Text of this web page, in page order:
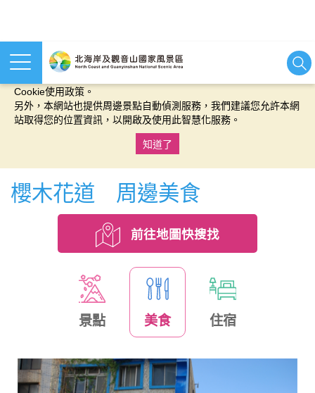
本網站使用cookies等相關技術以持續優化網站服務，並有助於為
Cookie使用政策。
另外，本網站也提供周邊景點自動偵測服務，我們建議您允許本網
站取得您的位置資訊，以開啟及使用此智慧化服務。
知道了
櫻木花道 周邊美食
前往地圖快搜找
景點 美食 住宿